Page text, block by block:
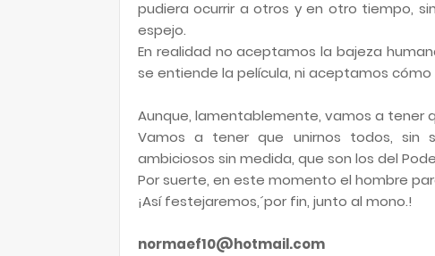
pudiera ocurrir a otros y en otro tiempo,
espejo.
En realidad no aceptamos la bajeza
se entiende la película, ni aceptamos cómo
Aunque, lamentablemente, vamos a tener
Vamos a tener que unirnos todos, sin
ambiciosos sin medida, que son los del
Por suerte, en este momento el hombre
¡Así festejaremos,´por fin, junto al mono.!
normaef10@hotmail.com